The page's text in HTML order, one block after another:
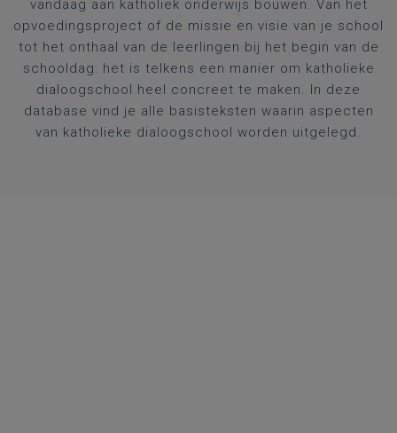
vandaag aan katholiek onderwijs bouwen. Van het
opvoedingsproject of de missie en visie van je school
tot het onthaal van de leerlingen bij het begin van de
schooldag: het is telkens een manier om katholieke
dialoogschool heel concreet te maken. In deze
database vind je alle basisteksten waarin aspecten
van katholieke dialoogschool worden uitgelegd.